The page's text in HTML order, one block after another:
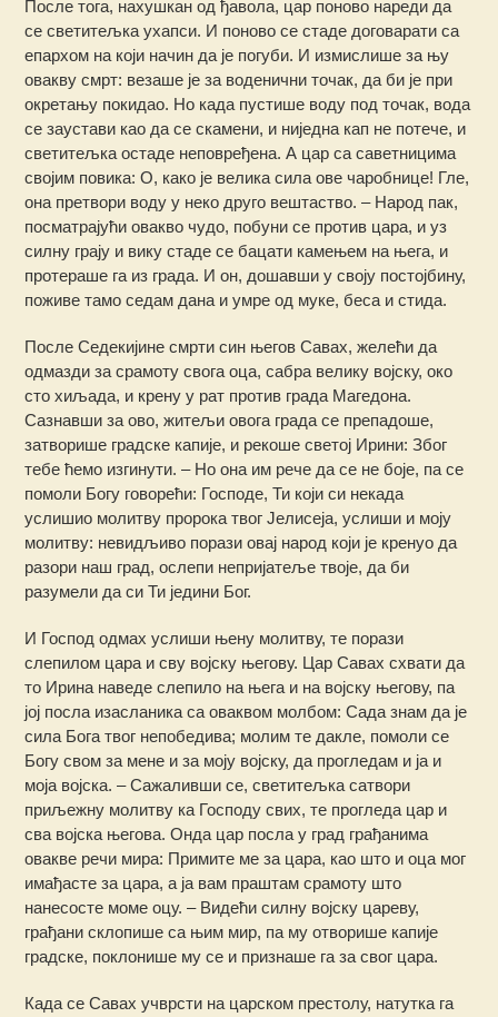
После тога, нахушкан од ђавола, цар поново нареди да
се светитељка ухапси. И поново се стаде договарати са
епархом на који начин да је погуби. И измислише за њу
овакву смрт: везаше је за воденични точак, да би је при
окретању покидао. Но када пустише воду под точак, вода
се заустави као да се скамени, и ниједна кап не потече, и
светитељка остаде неповређена. А цар са саветницима
својим повика: О, како је велика сила ове чаробнице! Гле,
она претвори воду у неко друго вештаство. – Народ пак,
посматрајући овакво чудо, побуни се против цара, и уз
силну грају и вику стаде се бацати камењем на њега, и
протераше га из града. И он, дошавши у своју постојбину,
поживе тамо седам дана и умре од муке, беса и стида.
После Седекијине смрти син његов Савах, желећи да
одмазди за срамоту свога оца, сабра велику војску, око
сто хиљада, и крену у рат против града Магедона.
Сазнавши за ово, житељи овога града се препадоше,
затворише градске капије, и рекоше светој Ирини: Због
тебе ћемо изгинути. – Но она им рече да се не боје, па се
помоли Богу говорећи: Господе, Ти који си некада
услишио молитву пророка твог Јелисеја, услиши и моју
молитву: невидљиво порази овај народ који је кренуо да
разори наш град, ослепи непријатеље твоје, да би
разумели да си Ти једини Бог.
И Господ одмах услиши њену молитву, те порази
слепилом цара и сву војску његову. Цар Савах схвати да
то Ирина наведе слепило на њега и на војску његову, па
јој посла изасланика cа оваквом молбом: Сада знам да је
сила Бога твог непобедива; молим те дакле, помоли се
Богу свом за мене и за моју војску, да прогледам и ја и
моја војска. – Сажаливши се, светитељка сатвори
приљежну молитву ка Господу свих, те прогледа цар и
сва војска његова. Онда цар посла у град грађанима
овакве речи мира: Примите ме за цара, као што и оца мог
имађасте за цара, а ја вам праштам срамоту што
нанесосте моме оцу. – Видећи силну војску цареву,
грађани склопише са њим мир, па му отворише капије
градске, поклонише му се и признаше га за свог цара.
Када се Савах учврсти на царском престолу, натутка га